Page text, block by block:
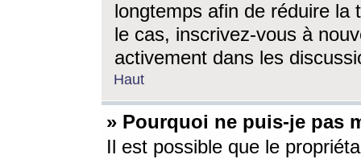
longtemps afin de réduire la
le cas, inscrivez-vous à
activement dans les
Haut
» Pourquoi ne puis-je pas
Il est possible que le